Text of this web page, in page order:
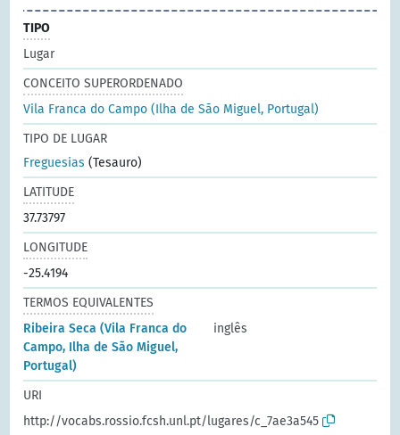
TIPO
Lugar
CONCEITO SUPERORDENADO
Vila Franca do Campo (Ilha de São Miguel, Portugal)
TIPO DE LUGAR
Freguesias (Tesauro)
LATITUDE
37.73797
LONGITUDE
-25.4194
TERMOS EQUIVALENTES
Ribeira Seca (Vila Franca do
Campo, Ilha de São Miguel,
Portugal)
inglês
URI
http://vocabs.rossio.fcsh.unl.pt/lugares/c_7ae3a545